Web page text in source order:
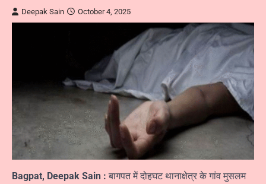
Deepak Sain October 4, 2025
Bagpat, Deepak Sain : बागपत में दोहघट थानाक्षेत्र के गांव मुसलम